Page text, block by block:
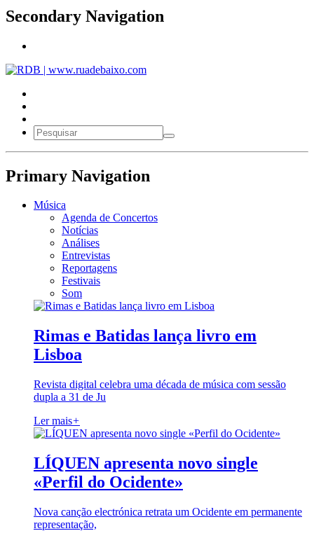
Secondary Navigation
Primary Navigation
Música
Agenda de Concertos
Notícias
Análises
Entrevistas
Reportagens
Festivais
Som
Rimas e Batidas lança livro em
Lisboa
Revista digital celebra uma década de música com sessão
dupla a 31 de Ju
Ler mais+
LÍQUEN apresenta novo single
«Perfil do Ocidente»
Nova canção electrónica retrata um Ocidente em permanente
representação,